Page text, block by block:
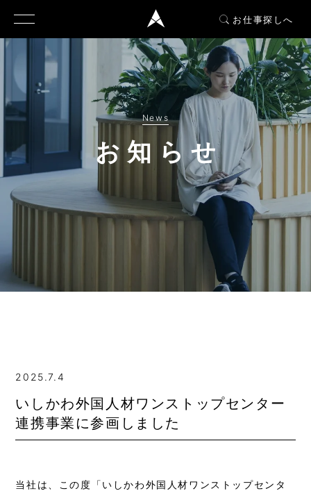
お仕事探しへ
News
お知らせ
2025.7.4
いしかわ外国人材ワンストップセンター
連携事業に参画しました
当社は、この度「いしかわ外国人材ワンストップセンタ